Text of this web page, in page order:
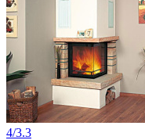
4/3.3